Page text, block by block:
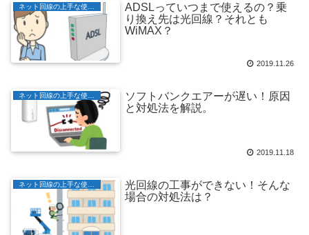
ADSLっていつまで使えるの？乗
り換え先は光回線？それとも
WiMAX？
2019.11.26
ソフトバンクエアーが遅い！原因
と対処法を解説。
2019.11.18
光回線の工事ができない！そんな
場合の対処法は？